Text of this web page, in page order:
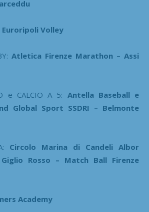
Euroripoli Volley
Atletica Firenze Marathon – Assi
e CALCIO A 5: Antella Baseball e
Global Sport SSDRI – Belmonte
Circolo Marina di Candeli Albor
Rosso – Match Ball Firenze
Academy